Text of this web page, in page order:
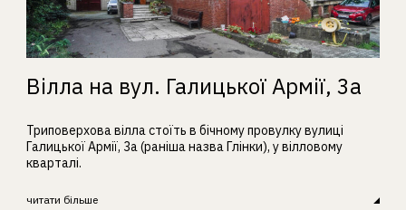
Вілла на вул. Галицької Армії, 3а
Триповерхова вілла стоїть в бічному провулку вулиці
Галицької Армії, 3а (раніша назва Глінки), у вілловому
кварталі.
читати більше